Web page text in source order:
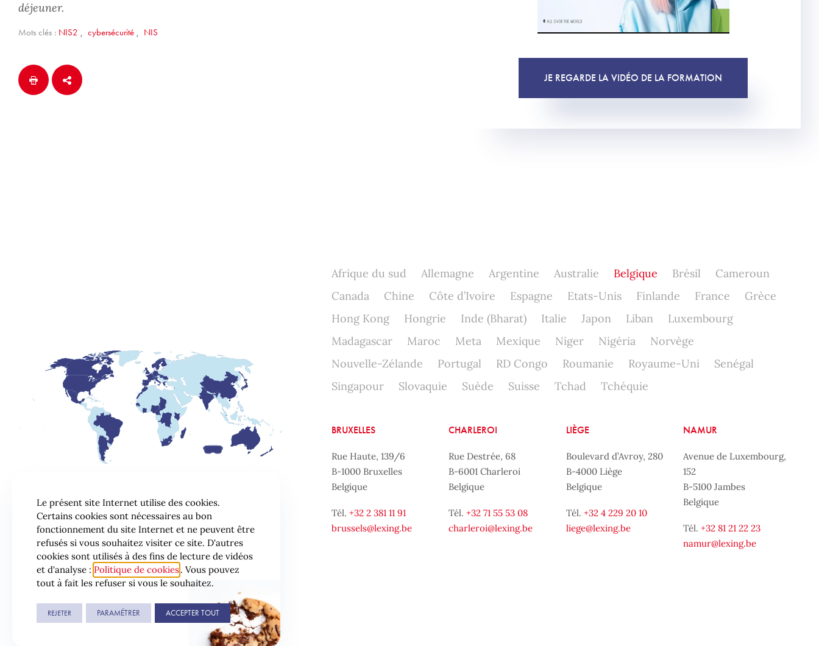
déjeuner.
Mots clés : NIS2 , cybersécurité , NIS
JE REGARDE LA VIDÉO DE LA FORMATION
Afrique du sud Allemagne Argentine Australie Belgique Brésil
Cameroun
Canada
Chine Côte d’Ivoire Espagne Etats-Unis Finlande France
Grèce
Hong Kong
Hongrie Inde (Bharat) Italie Japon Liban
Luxembourg
Madagascar
Maroc Meta Mexique Niger Nigéria
Norvège
Nouvelle-Zélande
Portugal RD Congo Roumanie Royaume-Uni
Senégal
Singapour
Slovaquie Suède Suisse Tchad Tchéquie
BRUXELLES
Rue Haute, 139/6
B-1000 Bruxelles
Belgique
Tél. +32 2 381 11 91
brussels@lexing.be
CHARLEROI
Rue Destrée, 68
B-6001 Charleroi
Belgique
Tél.+32 71 55 53 08
charleroi@lexing.be
LIÈGE
Boulevard d’Avroy, 280
B-4000 Liège
Belgique
Tél. +32 4 229 20 10
liege@lexing.be
NAMUR
Avenue de Luxembourg,
152
B-5100 Jambes
Belgique
Tél.+32 81 21 22 23
namur@lexing.be
Le présent site Internet utilise des cookies.
Certains cookies sont nécessaires au bon
fonctionnement du site Internet et ne peuvent être
refusés si vous souhaitez visiter ce site. D'autres
cookies sont utilisés à des fins de lecture de vidéos
et d'analyse : Politique de cookies. Vous pouvez
tout à fait les refuser si vous le souhaitez.
REJETER PARAMÉTRER ACCEPTER TOUT